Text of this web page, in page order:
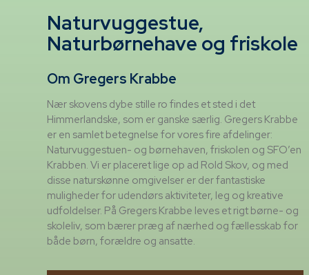
Naturvuggestue,
Naturbørnehave og friskole
Om Gregers Krabbe
Nær skovens dybe stille ro findes et sted i det
Himmerlandske, som er ganske særlig. Gregers Krabbe
er en samlet betegnelse for vores fire afdelinger:
Naturvuggestuen- og børnehaven, friskolen og SFO’en
Krabben. Vi er placeret lige op ad Rold Skov, og med
disse naturskønne omgivelser er der fantastiske
muligheder for udendørs aktiviteter, leg og kreative
udfoldelser. På Gregers Krabbe leves et rigt børne- og
skoleliv, som bærer præg af nærhed og fællesskab for
både børn, forældre og ansatte.